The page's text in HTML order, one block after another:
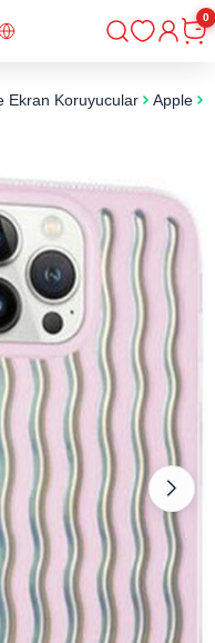
Giriş
0
Ekran Koruyucular Apple